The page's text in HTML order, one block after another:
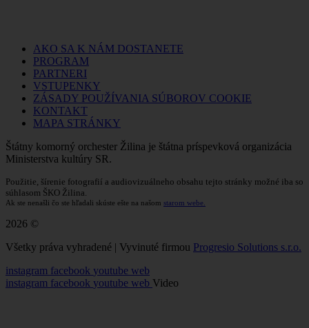
AKO SA K NÁM DOSTANETE
PROGRAM
PARTNERI
VSTUPENKY
ZÁSADY POUŽÍVANIA SÚBOROV COOKIE
KONTAKT
MAPA STRÁNKY
Štátny komorný orchester Žilina je štátna príspevková organizácia
Ministerstva kultúry SR.
Použitie, šírenie fotografií a audiovizuálneho obsahu tejto stránky možné iba so
súhlasom ŠKO Žilina.
Ak ste nenašli čo ste hľadali skúste ešte na našom starom webe.
2026 ©
Všetky práva vyhradené | Vyvinuté firmou Progresio Solutions s.r.o.
instagram facebook youtube web
instagram facebook youtube web Video